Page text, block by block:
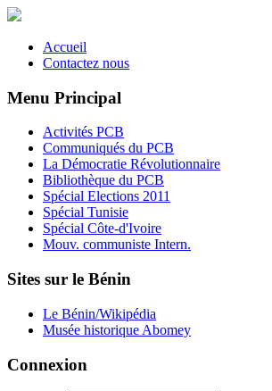
Accueil
Contactez nous
Menu Principal
Activités PCB
Communiqués du PCB
La Démocratie Révolutionnaire
Bibliothèque du PCB
Spécial Elections 2011
Spécial Tunisie
Spécial Côte-d'Ivoire
Mouv. communiste Intern.
Sites sur le Bénin
Le Bénin/Wikipédia
Musée historique Abomey
Connexion